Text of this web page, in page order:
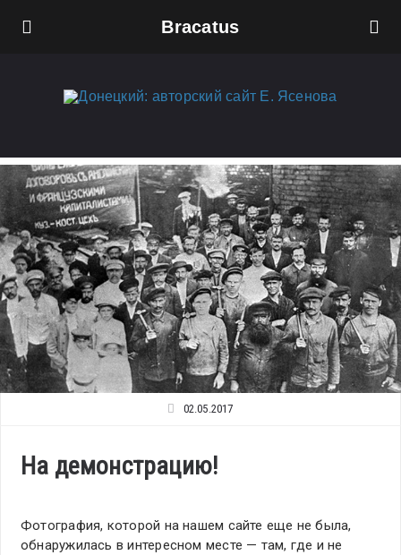
Bracatus
02.05.2017
На демонстрацию!
Фотография, которой на нашем сайте еще не была,
обнаружилась в интересном месте — там, где и не